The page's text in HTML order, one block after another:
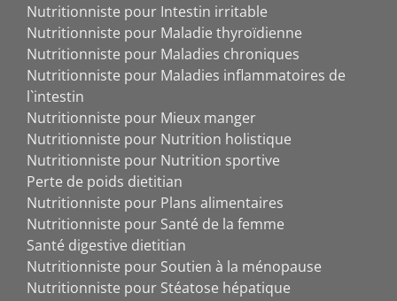
Nutritionniste pour Intestin irritable
Nutritionniste pour Maladie thyroïdienne
Nutritionniste pour Maladies chroniques
Nutritionniste pour Maladies inflammatoires de
l`intestin
Nutritionniste pour Mieux manger
Nutritionniste pour Nutrition holistique
Nutritionniste pour Nutrition sportive
Perte de poids dietitian
Nutritionniste pour Plans alimentaires
Nutritionniste pour Santé de la femme
Santé digestive dietitian
Nutritionniste pour Soutien à la ménopause
Nutritionniste pour Stéatose hépatique